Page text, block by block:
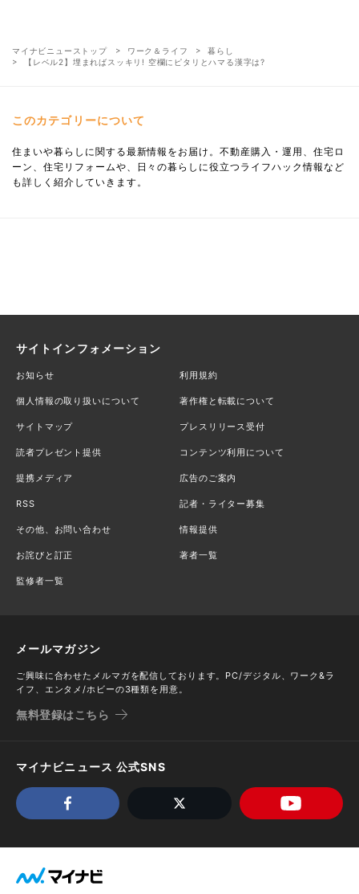
マイナビニューストップ ワーク＆ライフ
暮らし
【レベル2】埋まればスッキリ! 空欄にピタリとハマる漢字は?
このカテゴリーについて
住まいや暮らしに関する最新情報をお届け。不動産購入・運用、住宅ロ
ーン、住宅リフォームや、日々の暮らしに役立つライフハック情報など
も詳しく紹介していきます。
サイトインフォメーション
お知らせ 利用規約
個人情報の取り扱いについて 著作権と転載について
サイトマップ プレスリリース受付
読者プレゼント提供 コンテンツ利用について
提携メディア 広告のご案内
RSS 記者・ライター募集
その他、お問い合わせ 情報提供
お詫びと訂正 著者一覧
監修者一覧
メールマガジン
ご興味に合わせたメルマガを配信しております。PC/デジタル、ワーク&ラ
イフ、エンタメ/ホビーの3種類を用意。
無料登録はこちら
マイナビニュース 公式SNS